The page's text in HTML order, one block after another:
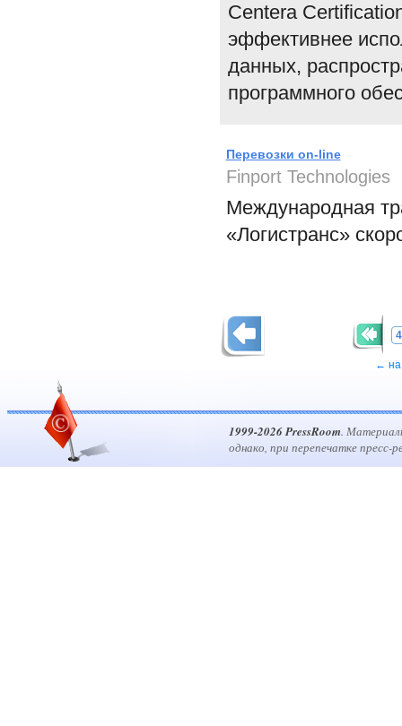
Centera
эффективнее
данных,
программного
Перевозки on-line
Finport Technologies
Международная
«Логистранс»
← на
1999-2026 PressRoom.
однако, при перепечатке пресс-